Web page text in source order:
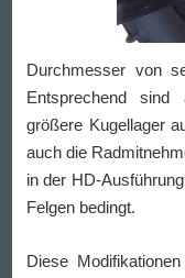
Durchmesser von
Entsprechend
größere Kugellager
auch die
in der HD-
Felgen bedingt.
Diese